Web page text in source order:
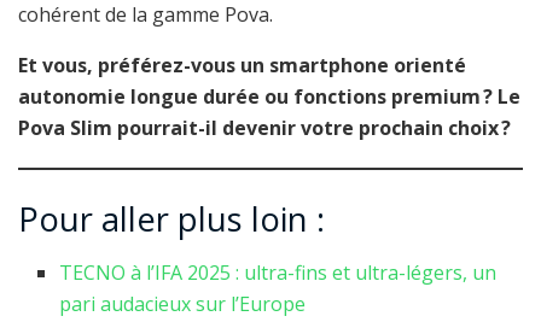
cohérent de la gamme Pova.
Et vous, préférez-vous un smartphone orienté
autonomie longue durée ou fonctions premium ? Le
Pova Slim pourrait-il devenir votre prochain choix ?
Pour aller plus loin :
TECNO à l’IFA 2025 : ultra-fins et ultra-légers, un
pari audacieux sur l’Europe